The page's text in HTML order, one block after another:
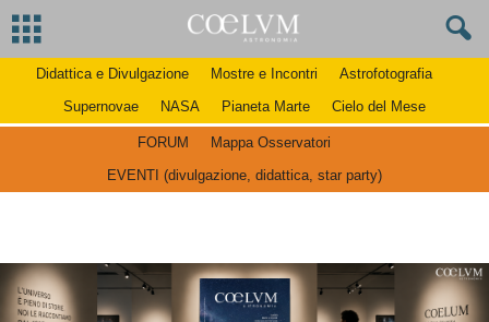
Didattica e Divulgazione Mostre e Incontri
Astrofotografia
Supernovae
NASA Pianeta Marte Cielo del Mese
FORUM
Mappa Osservatori
EVENTI (divulgazione, didattica, star party)